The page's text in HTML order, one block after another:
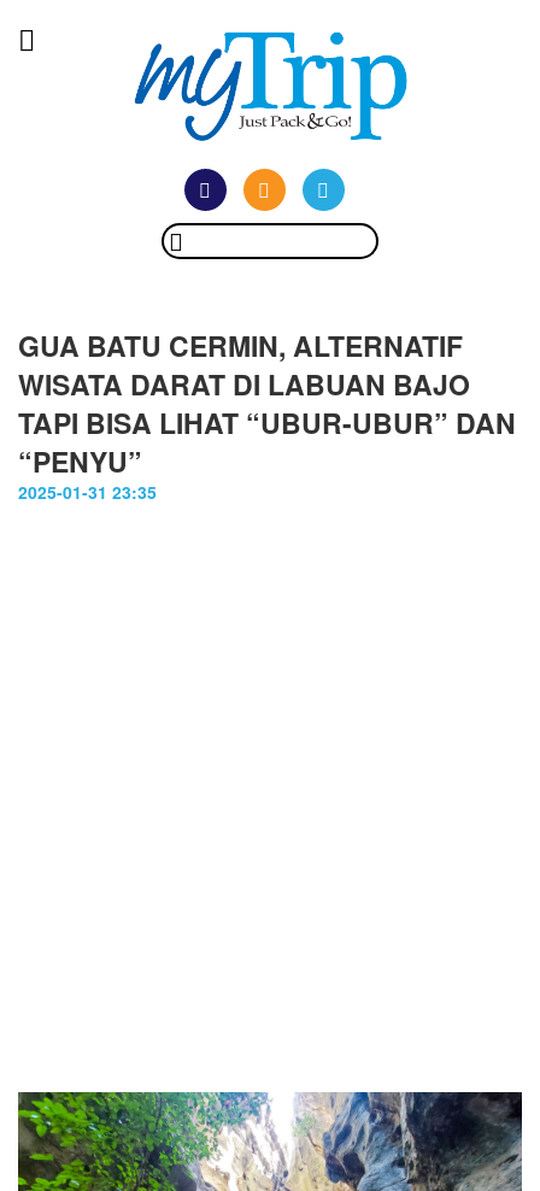
GUA BATU CERMIN, ALTERNATIF
WISATA DARAT DI LABUAN BAJO
TAPI BISA LIHAT “UBUR-UBUR” DAN
“PENYU”
2025-01-31 23:35